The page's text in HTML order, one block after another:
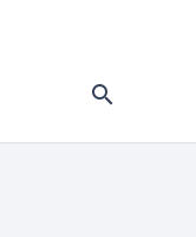
search